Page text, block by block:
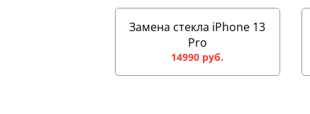
Замена стекла iPhone 13
Pro
14990 руб.